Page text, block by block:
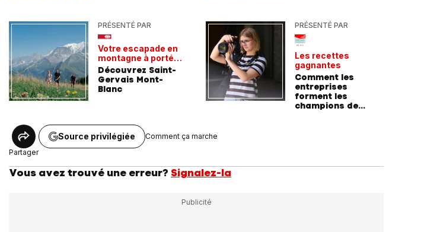
PRÉSENTÉ PAR
Votre escapade en
montagne à portée
de train
Découvrez Saint-
Gervais Mont-
Blanc
PRÉSENTÉ PAR
Les recettes
gagnantes
Comment les
entreprises
forment les
champions de
Partager
Source privilégiée Comment ça marche
Vous avez trouvé une erreur? Signalez-la